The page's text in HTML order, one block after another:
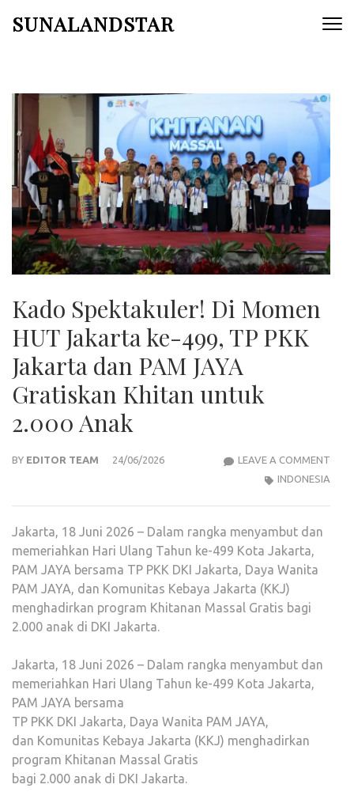
SUNALANDSTAR
Kado Spektakuler! Di Momen
HUT Jakarta ke-499, TP PKK
Jakarta dan PAM JAYA
Gratiskan Khitan untuk
2.000 Anak
BY EDITOR TEAM 24/06/2026 LEAVE A COMMENT
INDONESIA
Jakarta, 18 Juni 2026 – Dalam rangka menyambut dan
memeriahkan Hari Ulang Tahun ke-499 Kota Jakarta,
PAM JAYA bersama TP PKK DKI Jakarta, Daya Wanita
PAM JAYA, dan Komunitas Kebaya Jakarta (KKJ)
menghadirkan program Khitanan Massal Gratis bagi
2.000 anak di DKI Jakarta.
Jakarta, 18 Juni 2026 – Dalam rangka menyambut dan
memeriahkan Hari Ulang Tahun ke-499 Kota Jakarta,
PAM JAYA bersama
TP PKK DKI Jakarta, Daya Wanita PAM JAYA,
dan Komunitas Kebaya Jakarta (KKJ) menghadirkan
program Khitanan Massal Gratis
bagi 2.000 anak di DKI Jakarta.